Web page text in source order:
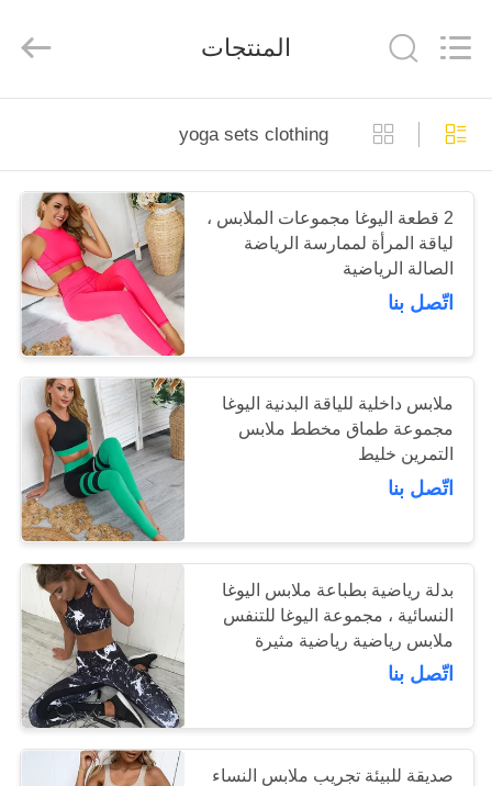
منزل
المنتجات
حول
جولة
في
المعمل
الجودة
اتصل
طلب
اقتباس
Technology
Co.,
Rights
المنتجات
yoga sets clothing
2 قطعة اليوغا مجموعات الملابس ،
لياقة المرأة لممارسة الرياضة
الصالة الرياضية
اتّصل بنا
ملابس داخلية للياقة البدنية اليوغا
مجموعة طماق مخطط ملابس
التمرين خليط
اتّصل بنا
بدلة رياضية بطباعة ملابس اليوغا
النسائية ، مجموعة اليوغا للتنفس
ملابس رياضية رياضية مثيرة
للسيدات
اتّصل بنا
صديقة للبيئة تجريب ملابس النساء